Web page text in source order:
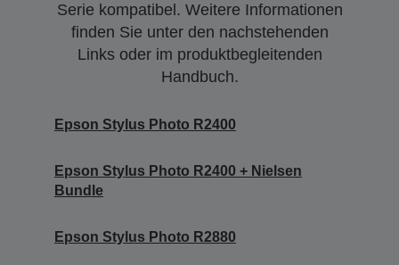
Serie kompatibel. Weitere Informationen
finden Sie unter den nachstehenden
Links oder im produktbegleitenden
Handbuch.
Epson Stylus Photo R2400
Epson Stylus Photo R2400 + Nielsen
Bundle
Epson Stylus Photo R2880